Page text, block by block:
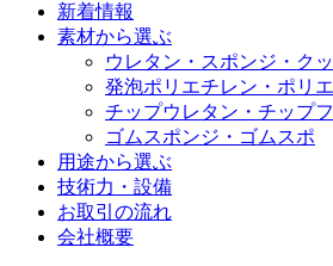
新着情報
素材から選ぶ
ウレタン・スポンジ・ク
発泡ポリエチレン・ポリ
チップウレタン・チップ
ゴムスポンジ・ゴムスポ
用途から選ぶ
技術力・設備
お取引の流れ
会社概要